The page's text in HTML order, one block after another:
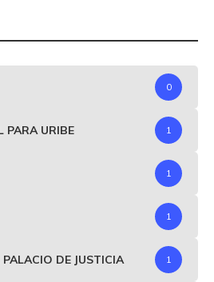
0
PARA URIBE 1
1
1
DE JUSTICIA 1